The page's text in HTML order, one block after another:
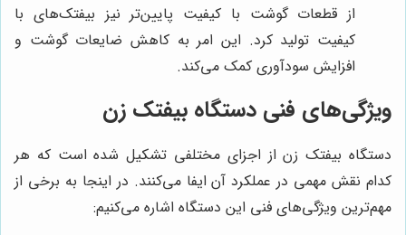
از قطعات گوشت با کیفیت پایین‌تر نیز بیفتک‌های با
کیفیت تولید کرد. این امر به کاهش ضایعات گوشت و
افزایش سودآوری کمک می‌کند.
ویژگی‌های فنی دستگاه بیفتک زن
دستگاه بیفتک زن از اجزای مختلفی تشکیل شده است که هر
کدام نقش مهمی در عملکرد آن ایفا می‌کنند. در اینجا به برخی از
مهم‌ترین ویژگی‌های فنی این دستگاه اشاره می‌کنیم: